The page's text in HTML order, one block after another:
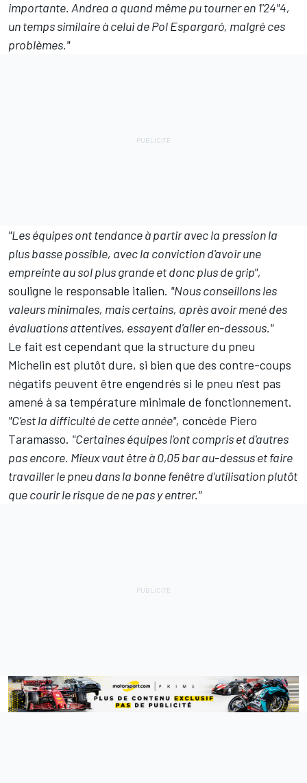
importante. Andrea a quand même pu tourner en 1'24"4,
un temps similaire à celui de Pol Espargaró, malgré ces
problèmes."
"Les équipes ont tendance à partir avec la pression la
plus basse possible, avec la conviction d'avoir une
empreinte au sol plus grande et donc plus de grip",
souligne le responsable italien. "Nous conseillons les
valeurs minimales, mais certains, après avoir mené des
évaluations attentives, essayent d'aller en-dessous."
Le fait est cependant que la structure du pneu
Michelin est plutôt dure, si bien que des contre-coups
négatifs peuvent être engendrés si le pneu n'est pas
amené à sa température minimale de fonctionnement.
"C'est la difficulté de cette année", concède Piero
Taramasso. "Certaines équipes l'ont compris et d'autres
pas encore. Mieux vaut être à 0,05 bar au-dessus et faire
travailler le pneu dans la bonne fenêtre d'utilisation plutôt
que courir le risque de ne pas y entrer."